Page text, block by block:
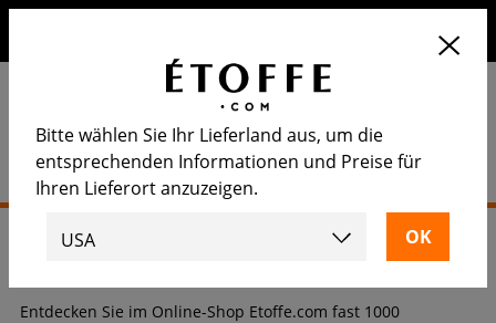
Entdecken Sie im Online-Shop Etoffe.com fast 1000
Bitte wählen Sie Ihr Lieferland aus, um die
entsprechenden Informationen und Preise für
Ihren Lieferort anzuzeigen.